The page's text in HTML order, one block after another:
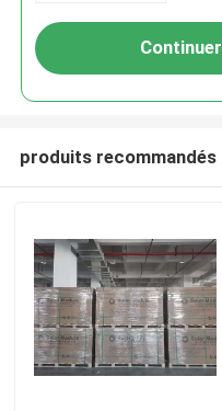
Continuer
produits recommandés